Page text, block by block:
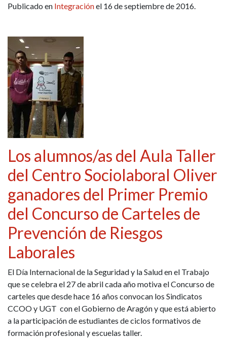
Publicado en Integraciónel 16 de septiembre de 2016.
Los alumnos/as del Aula Taller
del Centro Sociolaboral Oliver
ganadores del Primer Premio
del Concurso de Carteles de
Prevención de Riesgos
Laborales
El Día Internacional de la Seguridad y la Salud en el Trabajo
que se celebra el 27 de abril cada año motiva el Concurso de
carteles que desde hace 16 años convocan los Sindicatos
CCOO y UGT con el Gobierno de Aragón y que está abierto
a la participación de estudiantes de ciclos formativos de
formación profesional y escuelas taller.